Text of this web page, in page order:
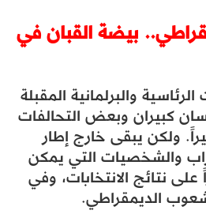
بيضة القبان في
والبرلمانية المقبلة
كبيران وبعض التحالفات
ولكن يبقى خارج إطار
والشخصيات التي يمكن
نتائج الانتخابات، وفي
الديمقراطي.